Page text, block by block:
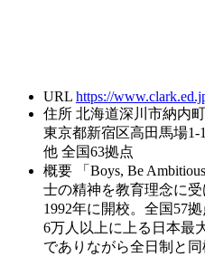
URL https://
住所 北海道深川市納内
東京都新宿区高田馬場1-
他 全国63拠点
概要
「Boys, Be
士の精神を教育理念に
1992年に開校。全国57
6万人以上に上る日本最
でありながら全日制と